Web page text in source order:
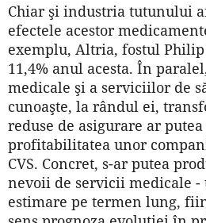
Chiar şi industria tutunului
efectele acestor
exemplu, Altria, fostul Philip
11,4% anul acesta. În
medicale şi a serviciilor de
cunoaşte, la rândul ei,
reduse de asigurare ar putea
profitabilitatea unor
CVS. Concret, s-ar putea
nevoii de servicii medicale
estimare pe termen lung,